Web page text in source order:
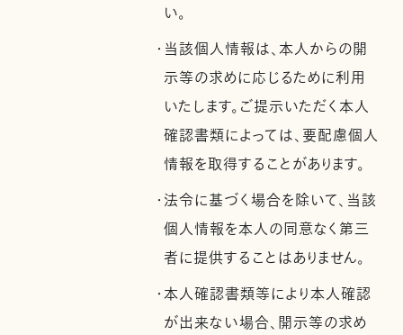
い。
・当該個人情報は、本人からの開
示等の求めに応じるために利用
いたします。ご提示いただく本人
確認書類によっては、要配慮個人
情報を取得することがあります。
・法令に基づく場合を除いて、当該
個人情報を本人の同意なく第三
者に提供することはありません。
・本人確認書類等により本人確認
が出来ない場合、開示等の求め